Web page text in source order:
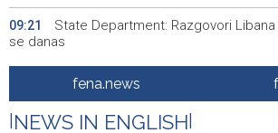
09:21
State Department: Razgovori Libana
se danas
Profit Commerzbanke se skoro
zahuktavanja ponude UniCredita za
09:20
EUFOR izveo vježbu nedaleko od
fena.news
NEWS IN ENGLISH